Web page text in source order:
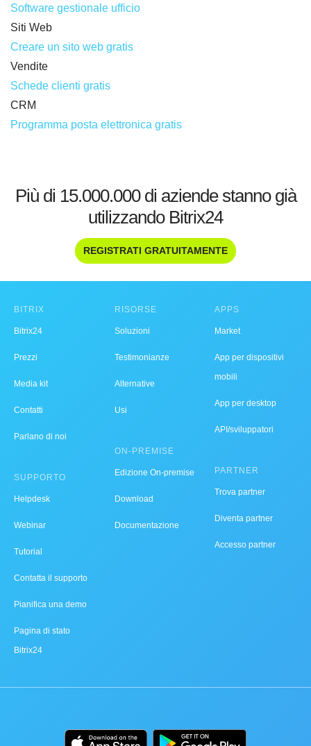
Software gestionale ufficio
Siti Web
Creare un sito web gratis
Vendite
Schede clienti gratis
CRM
Programma posta elettronica gratis
Più di 15.000.000 di aziende stanno già
utilizzando Bitrix24
REGISTRATI GRATUITAMENTE
BITRIX
Bitrix24
Prezzi
Media kit
Contatti
Parlano di noi
SUPPORTO
Helpdesk
Webinar
Tutorial
Contatta il supporto
Pianifica una demo
Pagina di stato
Bitrix24
RISORSE
Soluzioni
Testimonianze
Alternative
Usi
ON-PREMISE
Edizione On-premise
Download
Documentazione
APPS
Market
App per dispositivi
mobili
App per desktop
API/sviluppatori
PARTNER
Trova partner
Diventa partner
Accesso partner